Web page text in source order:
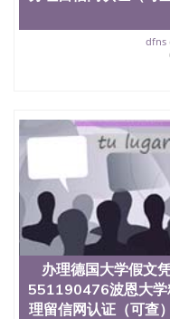
位认证、留学生学历
凭学历、美国文凭学
学历、新西兰学历认
University）圣何塞州
University）圣何塞州
University）圣何塞
University）成绩单
State University）圣
University）圣何塞州
University）圣何塞
University）圣何塞州
University）圣何塞
University）圣何塞
University）文凭圣
State University）圣
dfns
办理德国大学假文
551190476波恩大学
理留信网认证（可查